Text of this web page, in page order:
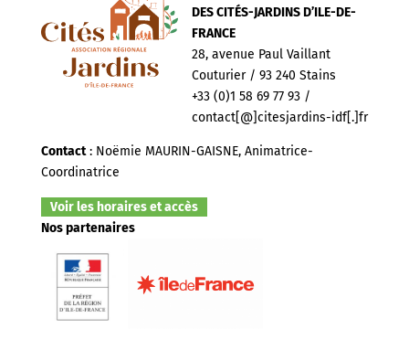
DES CITÉS-JARDINS D’ILE-DE-
FRANCE
28, avenue Paul Vaillant
Couturier / 93 240 Stains
+33 (0)1 58 69 77 93 /
contact[@]citesjardins-idf[.]fr
Contact: Noëmie MAURIN-GAISNE, Animatrice-
Coordinatrice
Voir les horaires et accès
Nos partenaires